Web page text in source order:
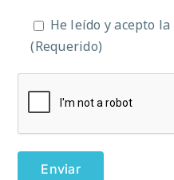
He leído y acepto la
(Requerido)